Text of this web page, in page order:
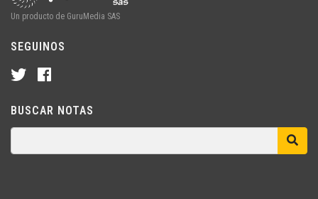
Un producto de GuruMedia SAS
SEGUINOS
BUSCAR NOTAS